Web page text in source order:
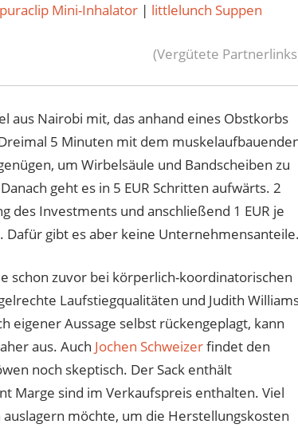
Mini-Inhalator | littlelunch Suppen
(Vergütete
aus Nairobi mit, das anhand eines Obstkorbs
5 Minuten mit dem
um Wirbelsäule und Bandscheiben zu
geht es in 5 EUR Schritten aufwärts. 2
des Investments und anschließend 1 EUR je
Dafür gibt es aber keine
schon zuvor bei körperlich-koordinatorischen
Laufstiegqualitäten und Judith
eigener Aussage selbst rückengeplagt, kann
aus. Auch Jochen Schweizerfindet den
noch skeptisch. Der Sack enthält
Marge sind im Verkaufspreis enthalten. Viel
möchte, um die Herstellungskosten